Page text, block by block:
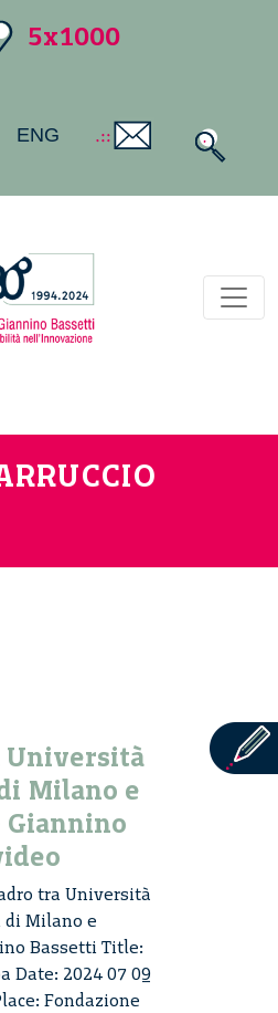
5x1000
ENG
Università
Milano e
Giannino
tra Università
di Milano e
Bassetti Title:
Date: 2024 07 09
Fondazione